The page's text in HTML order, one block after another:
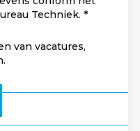
Techniek.
van vacatures,